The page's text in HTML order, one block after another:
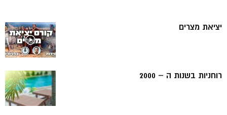
יציאת מצרים
רוחניות בשנות ה – 2000